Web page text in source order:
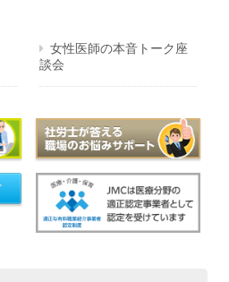
女性医師の本音トーク座
談会